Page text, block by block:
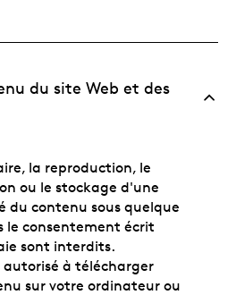
du site Web et des
la reproduction, le
ou le stockage d'une
contenu sous quelque
le consentement écrit
sont interdits.
à télécharger
sur votre ordinateur ou